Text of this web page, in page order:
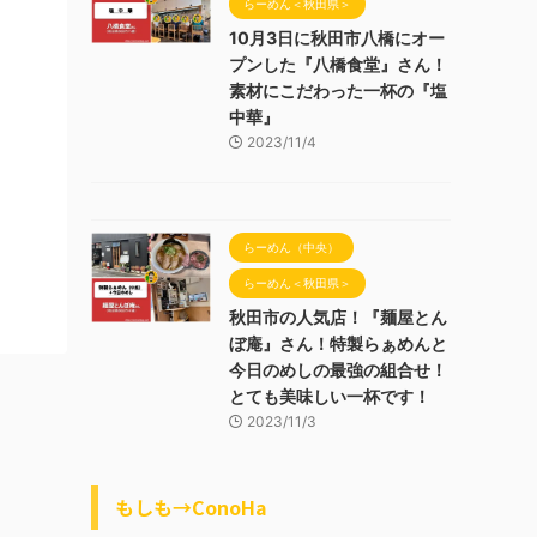
らーめん＜秋田県＞
10月3日に秋田市八橋にオー
プンした『八橋食堂』さん！
素材にこだわった一杯の『塩
中華』
2023/11/4
らーめん（中央）
らーめん＜秋田県＞
秋田市の人気店！『麺屋とん
ぼ庵』さん！特製らぁめんと
今日のめしの最強の組合せ！
とても美味しい一杯です！
2023/11/3
もしも→ConoHa